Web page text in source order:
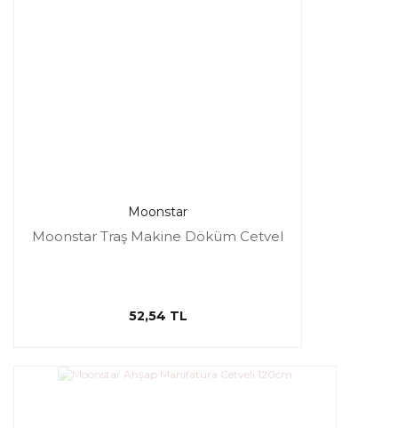
Moonstar
Moonstar Traş Makine Döküm Cetvel
52,54 TL